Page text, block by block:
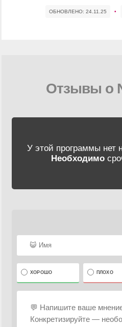
ОБНОВЛЕНО: 24.11.25 •
Отзывы о
У этой программы нет
Необходимо
ХОРОШО ПЛОХО